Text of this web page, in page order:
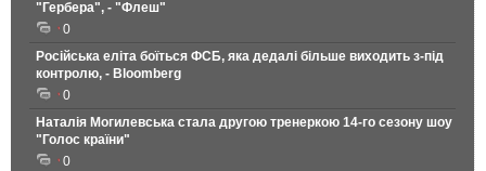
"Гербера", - "Флеш"
0
Російська еліта боїться ФСБ, яка дедалі більше виходить з-під
контролю, - Bloomberg
0
Наталія Могилевська стала другою тренеркою 14-го сезону шоу
"Голос країни"
0